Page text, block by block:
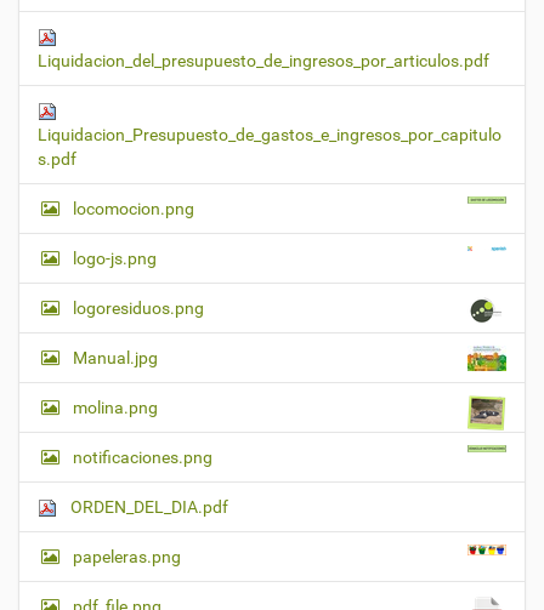
Liquidacion_del_presupuesto_de_ingresos_por_articulos.pdf
Liquidacion_Presupuesto_de_gastos_e_ingresos_por_capitulo
s.pdf
locomocion.png
logo-js.png
logoresiduos.png
Manual.jpg
molina.png
notificaciones.png
ORDEN_DEL_DIA.pdf
papeleras.png